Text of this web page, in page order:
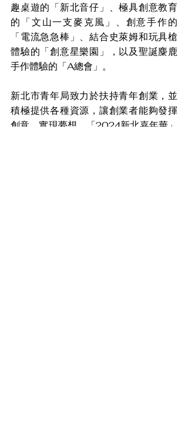
趣桌遊的「新北音仔」、極具創意教育
的「文山一支麥克風」、創意手作的
「電流急急棒」、結合史萊姆和玩具槍
體驗的「創意星樂園」，以及聖誕麋鹿
手作體驗的「A總會」。
新北市青年局致力於扶持青年創業，並
積極提供各種資源，讓創業者能夠發揮
創意、實現夢想。「2024新北嘉年華」